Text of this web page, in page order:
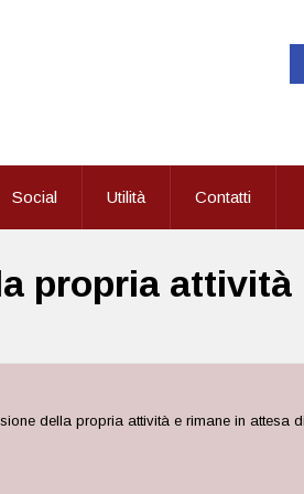
Social Utilità Contatti
propria attività
della propria attività e rimane in attesa